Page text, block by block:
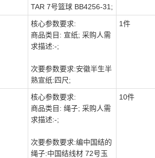
TAR 7号篮球 BB4256-31;
核心参数要求:
商品类目: 宣纸; 采购人需
求描述:-;
次要参数要求:安徽半生半
熟宣纸:四尺;
1件
核心参数要求:
商品类目: 绳子; 采购人需
求描述:-;
次要参数要求:编中国结的
绳子:中国结线材 72号玉
10件